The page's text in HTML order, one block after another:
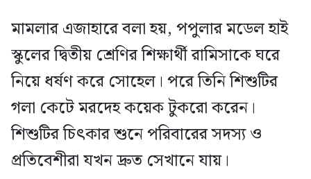
মামলার এজাহারে বলা হয়, পপুলার মডেল হাই
স্কুলের দ্বিতীয় শ্রেণির শিক্ষার্থী রামিসাকে ঘরে
নিয়ে ধর্ষণ করে সোহেল। পরে তিনি শিশুটির
গলা কেটে মরদেহ কয়েক টুকরো করেন।
শিশুটির চিৎকার শুনে পরিবারের সদস্য ও
প্রতিবেশীরা যখন দ্রুত সেখানে যায়।